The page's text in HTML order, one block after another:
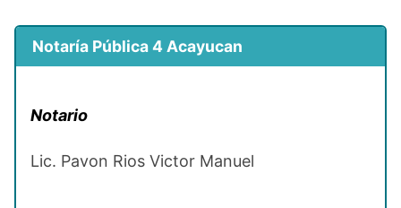
Notaría Pública 4 Acayucan
Notario
Lic. Pavon Rios Victor Manuel